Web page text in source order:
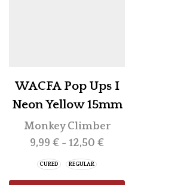
WACFA Pop Ups I
Neon Yellow 15mm
Monkey Climber
9,99 € - 12,50 €
CURED REGULAR